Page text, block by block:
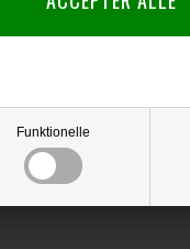
Funktionelle